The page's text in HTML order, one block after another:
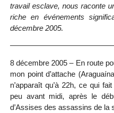
travail esclave, nous raconte
riche en événements
décembre 2005.
8 décembre 2005 – En route
mon point d’attache
n’apparaît qu’à 22h, ce qui
peu avant midi, après le
d’Assises des assassins de